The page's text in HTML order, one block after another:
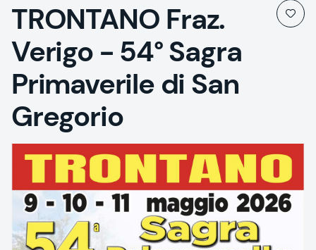
TRONTANO Fraz.
Verigo - 54° Sagra
Primaverile di San
Gregorio